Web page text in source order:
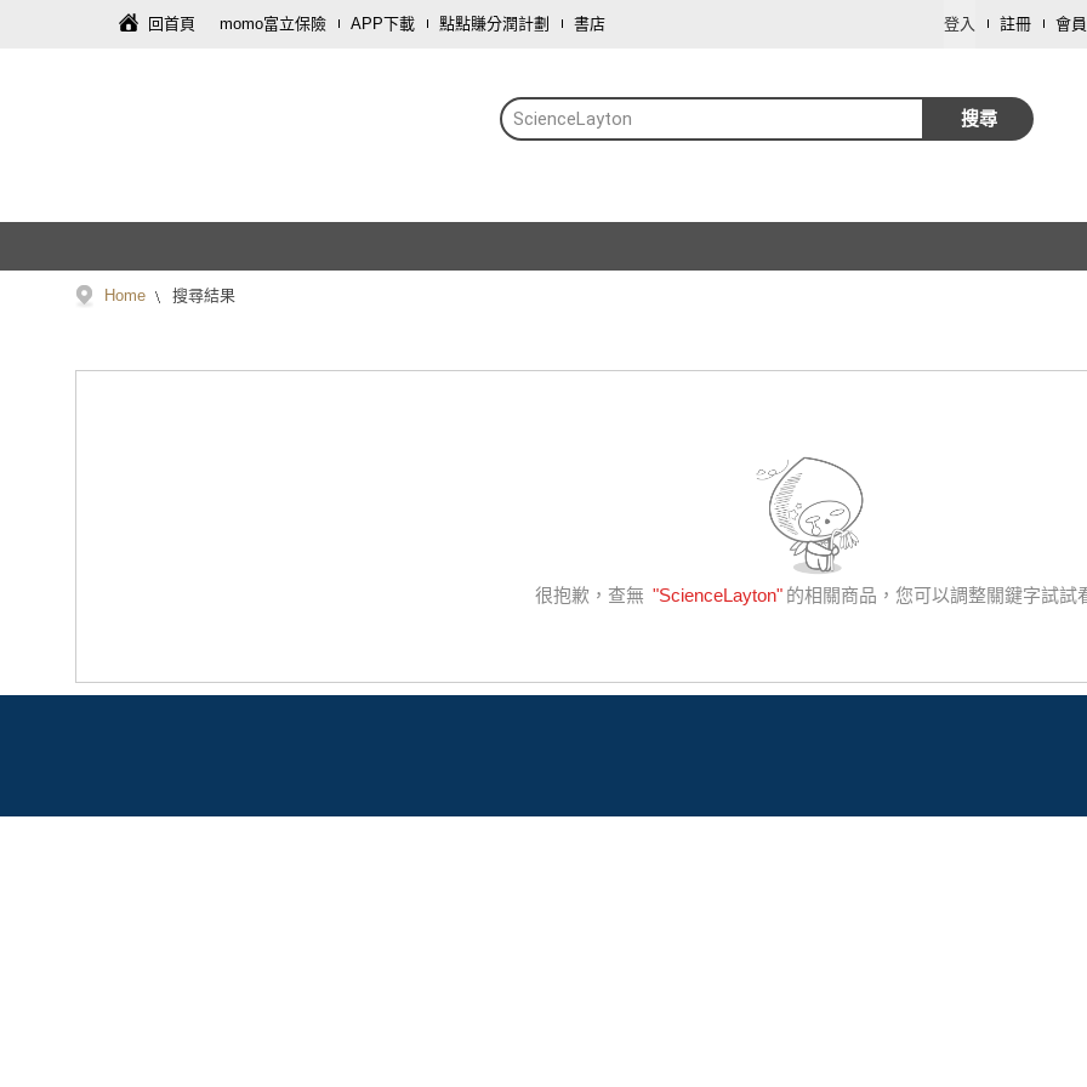
回首頁 momo富立保險 APP下載 點點賺分潤計劃 書店 登入 註冊 會
ScienceLayton 搜尋
Home 搜尋結果
很抱歉，查無 "ScienceLayton" 的相關商品，您可以調整關鍵字試試